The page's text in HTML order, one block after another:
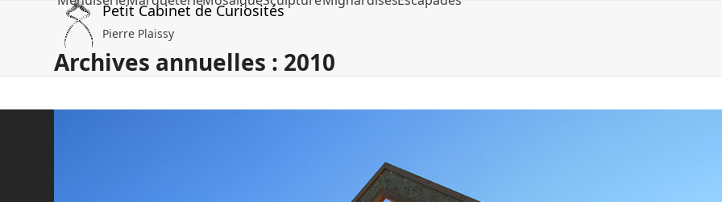
Petit Cabinet de Curiosités
Pierre Plaissy
Archives annuelles : 2010